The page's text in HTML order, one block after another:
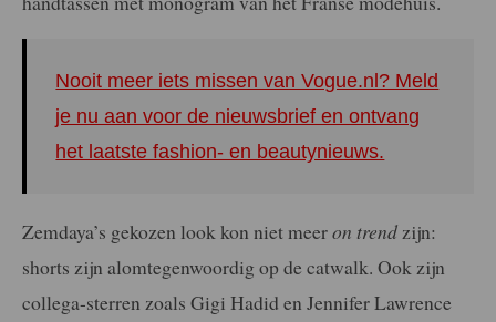
Nooit meer iets missen van Vogue.nl? Meld
je nu aan voor de nieuwsbrief en ontvang
het laatste fashion- en beautynieuws.
Zemdaya’s gekozen look kon niet meeron trend zijn:
shorts zijn alomtegenwoordig op de catwalk. Ook zijn
collega-sterren zoals Gigi Hadid en Jennifer Lawrence